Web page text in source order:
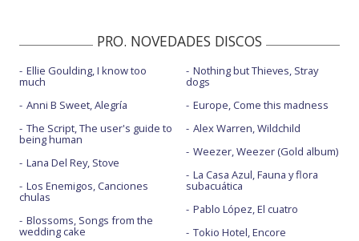
PRO. NOVEDADES DISCOS
Ellie Goulding, I know too
much
Anni B Sweet, Alegría
The Script, The user's guide to
being human
Lana Del Rey, Stove
Los Enemigos, Canciones
chulas
Blossoms, Songs from the
wedding cake
Nothing but Thieves, Stray
dogs
Europe, Come this madness
Alex Warren, Wildchild
Weezer, Weezer (Gold album)
La Casa Azul, Fauna y flora
subacuática
Pablo López, El cuatro
Tokio Hotel, Encore